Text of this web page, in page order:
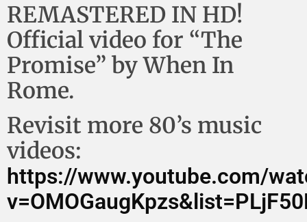
REMASTERED IN HD!
Official video for “The
Promise” by When In
Rome.
Revisit more 80’s music
videos:
https://www.youtube.com/